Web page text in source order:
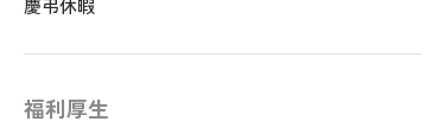
慶弔休暇
福利厚生